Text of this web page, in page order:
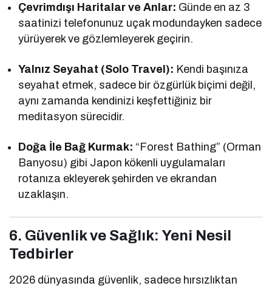
Çevrimdışı Haritalar ve Anlar: Günde en az 3
saatinizi telefonunuz uçak modundayken sadece
yürüyerek ve gözlemleyerek geçirin.
Yalnız Seyahat (Solo Travel): Kendi başınıza
seyahat etmek, sadece bir özgürlük biçimi değil,
aynı zamanda kendinizi keşfettiğiniz bir
meditasyon sürecidir.
Doğa İle Bağ Kurmak: “Forest Bathing” (Orman
Banyosu) gibi Japon kökenli uygulamaları
rotanıza ekleyerek şehirden ve ekrandan
uzaklaşın.
6. Güvenlik ve Sağlık: Yeni Nesil
Tedbirler
2026 dünyasında güvenlik, sadece hırsızlıktan